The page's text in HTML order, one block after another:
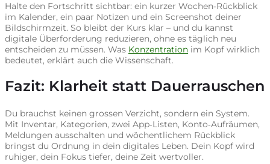
Halte den Fortschritt sichtbar: ein kurzer Wochen‑Rückblick
im Kalender, ein paar Notizen und ein Screenshot deiner
Bildschirmzeit. So bleibt der Kurs klar – und du kannst
digitale Überforderung reduzieren, ohne es täglich neu
entscheiden zu müssen. Was Konzentration im Kopf wirklich
bedeutet, erklärt auch die Wissenschaft.
Fazit: Klarheit statt Dauerrauschen
Du brauchst keinen grossen Verzicht, sondern ein System.
Mit Inventar, Kategorien, zwei App‑Listen, Konto‑Aufräumen,
Meldungen ausschalten und wöchentlichem Rückblick
bringst du Ordnung in dein digitales Leben. Dein Kopf wird
ruhiger, dein Fokus tiefer, deine Zeit wertvoller.